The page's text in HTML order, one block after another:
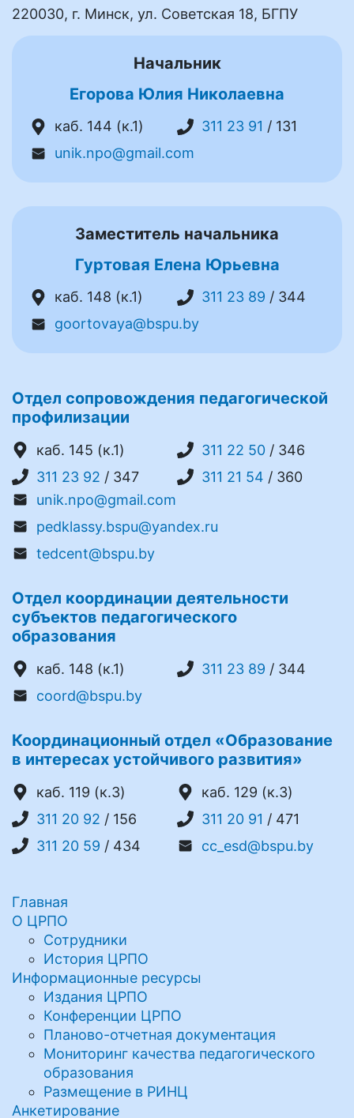
220030, г. Минск, ул. Советская 18, БГПУ
Начальник
Егорова Юлия Николаевна
каб. 144 (к.1) 311 23 91 / 131
unik.npo@gmail.com
Заместитель начальника
Гуртовая Елена Юрьевна
каб. 148 (к.1) 311 23 89 / 344
goortovaya@bspu.by
Отдел сопровождения педагогической
профилизации
каб. 145 (к.1) 311 22 50 / 346
311 23 92 / 347 311 21 54 / 360
unik.npo@gmail.com
pedklassy.bspu@yandex.ru
tedcent@bspu.by
Отдел координации деятельности
субъектов педагогического
образования
каб. 148 (к.1) 311 23 89 / 344
coord@bspu.by
Координационный отдел «Образование
в интересах устойчивого развития»
каб. 119 (к.3)
каб. 129 (к.3)
311 20 92 / 156 311 20 91 / 471
311 20 59 / 434 cc_esd@bspu.by
Главная
О ЦРПО
Сотрудники
История ЦРПО
Информационные ресурсы
Издания ЦРПО
Конференции ЦРПО
Планово-отчетная документация
Мониторинг качества педагогического
образования
Размещение в РИНЦ
Анкетирование